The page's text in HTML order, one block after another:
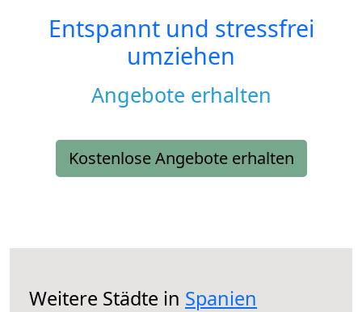
Entspannt und stressfrei
umziehen
Angebote erhalten
Kostenlose Angebote erhalten
Weitere Städte in Spanien